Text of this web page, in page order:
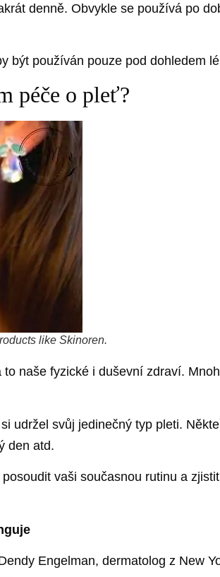
denně. Obvykle se používá po
být používán pouze pod dohledem
péče o pleť?
like Skinoren.
to naše fyzické i duševní zdraví.
udržel svůj jedinečný typ pleti.
den atd.
vaši současnou rutinu a
Engelman, dermatolog z New